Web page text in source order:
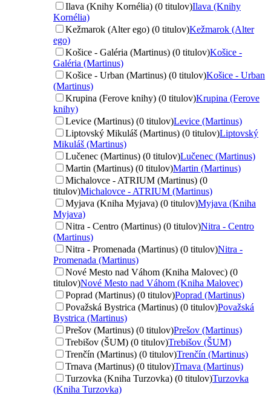
Ilava (Knihy Kornélia) (0 titulov)Ilava (Knihy
Kornélia)
Kežmarok (Alter ego) (0 titulov)Kežmarok (Alter
ego)
Košice - Galéria (Martinus) (0 titulov)Košice -
Galéria (Martinus)
Košice - Urban (Martinus) (0 titulov)Košice - Urban
(Martinus)
Krupina (Ferove knihy) (0 titulov)Krupina (Ferove
knihy)
Levice (Martinus) (0 titulov)Levice (Martinus)
Liptovský Mikuláš (Martinus) (0 titulov)Liptovský
Mikuláš (Martinus)
Lučenec (Martinus) (0 titulov)Lučenec (Martinus)
Martin (Martinus) (0 titulov)Martin (Martinus)
Michalovce - ATRIUM (Martinus) (0
titulov)Michalovce - ATRIUM (Martinus)
Myjava (Kniha Myjava) (0 titulov)Myjava (Kniha
Myjava)
Nitra - Centro (Martinus) (0 titulov)Nitra - Centro
(Martinus)
Nitra - Promenada (Martinus) (0 titulov)Nitra -
Promenada (Martinus)
Nové Mesto nad Váhom (Kniha Malovec) (0
titulov)Nové Mesto nad Váhom (Kniha Malovec)
Poprad (Martinus) (0 titulov)Poprad (Martinus)
Považská Bystrica (Martinus) (0 titulov)Považská
Bystrica (Martinus)
Prešov (Martinus) (0 titulov)Prešov (Martinus)
Trebišov (ŠUM) (0 titulov)Trebišov (ŠUM)
Trenčín (Martinus) (0 titulov)Trenčín (Martinus)
Trnava (Martinus) (0 titulov)Trnava (Martinus)
Turzovka (Kniha Turzovka) (0 titulov)Turzovka
(Kniha Turzovka)